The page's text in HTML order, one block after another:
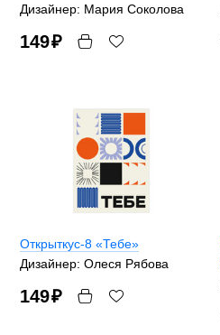
Дизайнер: Мария Соколова
149₽
Открыткус-8 «Тебе»
Дизайнер: Олеся Рябова
149₽